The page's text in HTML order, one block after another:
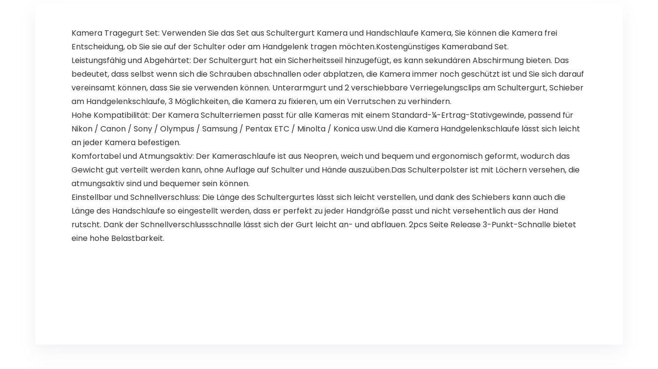
Kamera Tragegurt Set: Verwenden Sie das Set aus Schultergurt Kamera und Handschlaufe Kamera, Sie können die Kamera frei
Entscheidung, ob Sie sie auf der Schulter oder am Handgelenk tragen möchten.Kostengünstiges Kameraband Set.
Leistungsfähig und Abgehärtet: Der Schultergurt hat ein Sicherheitsseil hinzugefügt, es kann sekundären Abschirmung bieten. Das
bedeutet, dass selbst wenn sich die Schrauben abschnallen oder abplatzen, die Kamera immer noch geschützt ist und Sie sich darauf
vereinsamt können, dass Sie sie verwenden können. Unterarmgurt und 2 verschiebbare Verriegelungsclips am Schultergurt, Schieber
am Handgelenkschlaufe, 3 Möglichkeiten, die Kamera zu fixieren, um ein Verrutschen zu verhindern.
Hohe Kompatibilität: Der Kamera Schulterriemen passt für alle Kameras mit einem Standard-¼-Ertrag-Stativgewinde, passend für
Nikon / Canon / Sony / Olympus / Samsung / Pentax ETC / Minolta / Konica usw.Und die Kamera Handgelenkschlaufe lässt sich leicht
an jeder Kamera befestigen.
Komfortabel und Atmungsaktiv: Der Kameraschlaufe ist aus Neopren, weich und bequem und ergonomisch geformt, wodurch das
Gewicht gut verteilt werden kann, ohne Auflage auf Schulter und Hände auszuüben.Das Schulterpolster ist mit Löchern versehen, die
atmungsaktiv sind und bequemer sein können.
Einstellbar und Schnellverschluss: Die Länge des Schultergurtes lässt sich leicht verstellen, und dank des Schiebers kann auch die
Länge des Handschlaufe so eingestellt werden, dass er perfekt zu jeder Handgröße passt und nicht versehentlich aus der Hand
rutscht. Dank der Schnellverschlussschnalle lässt sich der Gurt leicht an- und abflauen. 2pcs Seite Release 3-Punkt-Schnalle bietet
eine hohe Belastbarkeit.